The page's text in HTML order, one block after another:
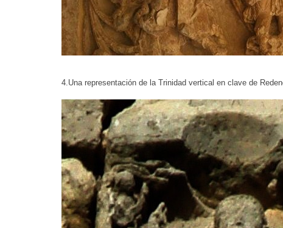
4.Una representación de la Trinidad vertical en clave de